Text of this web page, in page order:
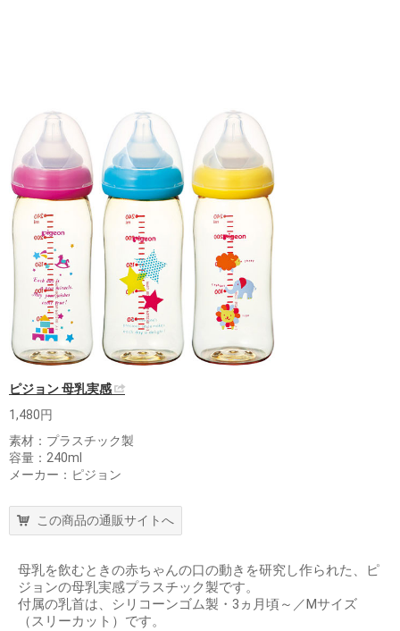
ピジョン 母乳実感
1,480円
素材：プラスチック製
容量：240ml
メーカー：ピジョン
この商品の通販サイトへ
母乳を飲むときの赤ちゃんの口の動きを研究し作られた、ピ
ジョンの母乳実感プラスチック製です。
付属の乳首は、シリコーンゴム製・3ヵ月頃～／Mサイズ
（スリーカット）です。